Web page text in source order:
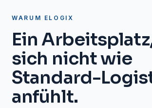
WARUM ELOGIX
Ein
sich nicht wie
Standard-
anfühlt.